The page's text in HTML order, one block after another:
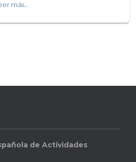
más…
de Actividades